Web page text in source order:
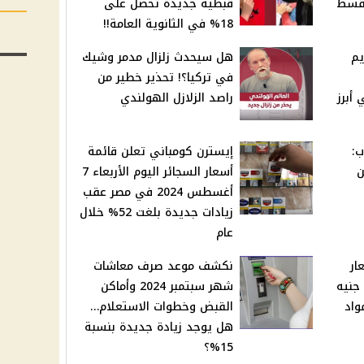
18% في الثانوية العامة!!
هل سيحدث زلزال مدمر وشيك
في تركيا؟! تحذير خطير من
راصد الزلازل الهولندي
إيسترن كومباني تعلن قائمة
أسعار السجائر اليوم الأربعاء 7
أغسطس 2024 في مصر عقب
زيادات جديدة بلغت 52% خلال
عام
شاي ليبتون من جنيه لـ 5 جنيه
نكشف موعد صرف معاشات
شهر سبتمبر 2024 وأماكن
القبض وخطوات الاستعلام…
هل يوجد زيادة جديدة بنسبة
15%؟